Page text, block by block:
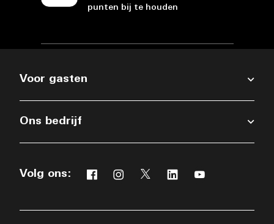
punten bij te houden
Voor gasten
Ons bedrijf
Volg ons: FacebookInstagram
TwitterLinkedin